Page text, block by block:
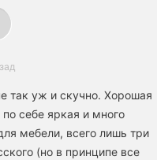
так уж и скучно. Хорошая
себе яркая и много
мебели, всего лишь три
(но в принципе все